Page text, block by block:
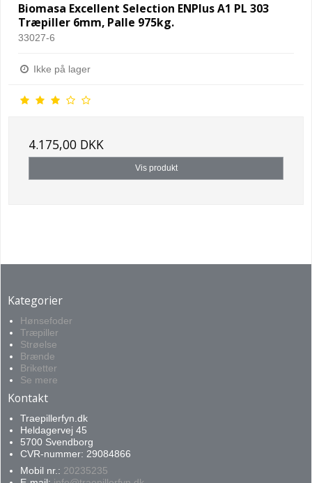
Biomasa Excellent Selection ENPlus A1 PL 303
Træpiller 6mm, Palle 975kg.
33027-6
Ikke på lager
4.175,00 DKK
Vis produkt
Kategorier
Hønsefoder
Træpiller
Strøelse
Brænde
Briketter
Se mere
Kontakt
Traepillerfyn.dk
Heldagervej 45
5700 Svendborg
CVR-nummer: 29084866
Mobil nr.: 20235235